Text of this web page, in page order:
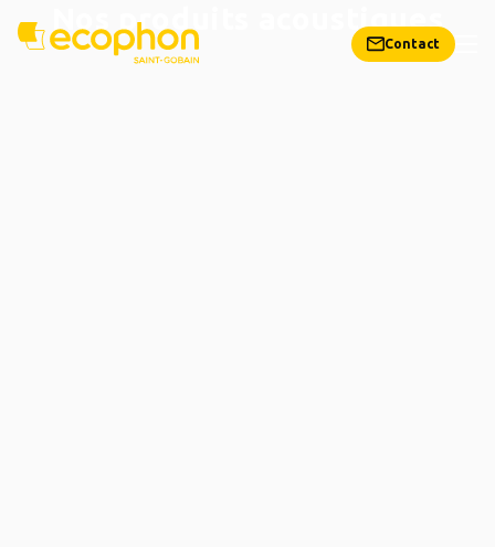
Contact
Nos produits acoustiques